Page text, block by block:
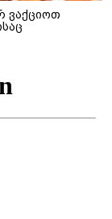
ვაქციოთ